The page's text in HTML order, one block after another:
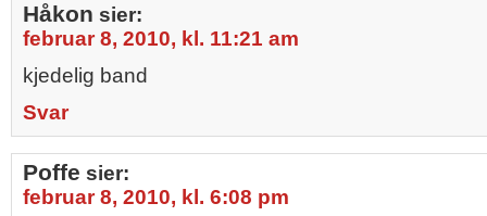
Håkon sier:
februar 8, 2010, kl. 11:21 am
kjedelig band
Svar
Poffe sier:
februar 8, 2010, kl. 6:08 pm